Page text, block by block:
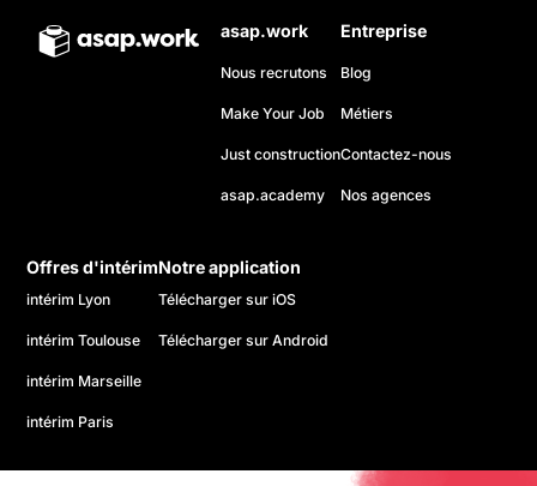
asap.work
Nous recrutons
Make Your Job
Just construction
asap.academy
Entreprise
Blog
Métiers
Contactez-nous
Nos agences
Offres d'intérim
intérim Lyon
intérim Toulouse
intérim Marseille
intérim Paris
Notre application
Télécharger sur iOS
Télécharger sur Android